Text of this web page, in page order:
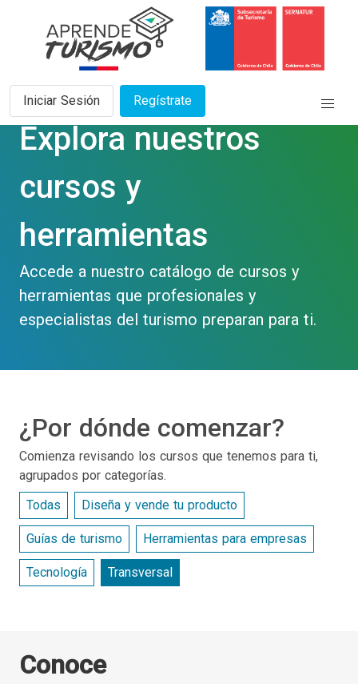
Iniciar Sesión Regístrate
Explora nuestros
cursos y
herramientas
Accede a nuestro catálogo de cursos y
herramientas que profesionales y
especialistas del turismo preparan para ti.
¿Por dónde comenzar?
Comienza revisando los cursos que tenemos para ti,
agrupados por categorías.
Todas
Diseña y vende tu producto
Guías de turismo Herramientas para empresas
Tecnología Transversal
Conoce